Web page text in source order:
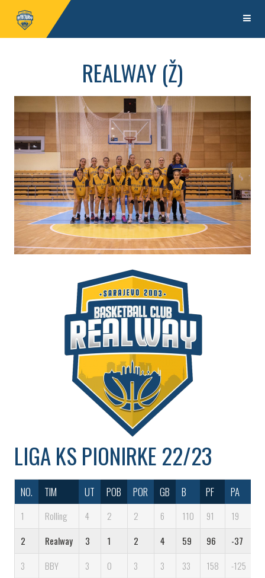
REALWAY (Ž)
LIGAKS PIONIRKE 22/23
NO. TIM UT POB POR GB B PF PA
1 Rolling 4 2 2 6 110 91 19
2
Realway 3 1 2 4 59 96 -37
3
BBY 3 0 3 3 33 158 -125